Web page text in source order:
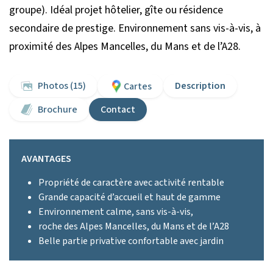
groupe). Idéal projet hôtelier, gîte ou résidence
secondaire de prestige. Environnement sans vis-à-vis, à
proximité des Alpes Mancelles, du Mans et de l’A28.
Photos (15) Cartes
Description
Brochure
Contact
AVANTAGES
Propriété de caractère avec activité rentable
Grande capacité d’accueil et haut de gamme
Environnement calme, sans vis-à-vis,
roche des Alpes Mancelles, du Mans et de l’A28
Belle partie privative confortable avec jardin